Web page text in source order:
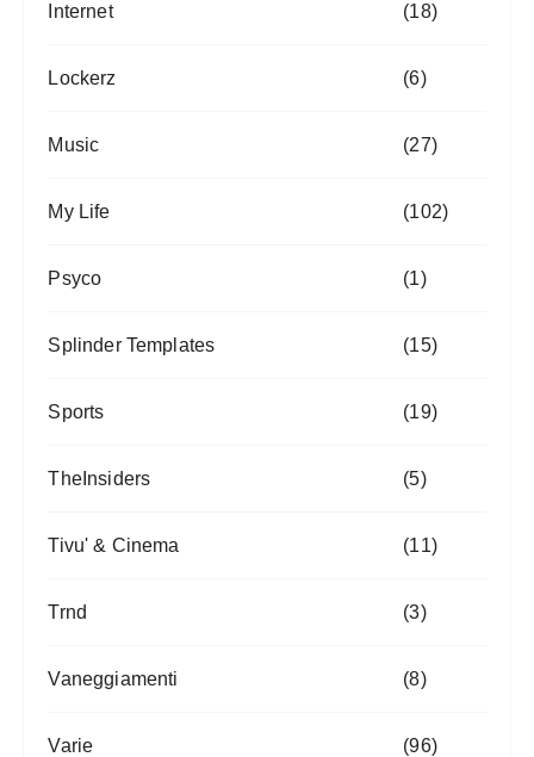
Internet (18)
Lockerz (6)
Music (27)
My Life (102)
Psyco (1)
Splinder Templates (15)
Sports (19)
TheInsiders (5)
Tivu' & Cinema (11)
Trnd (3)
Vaneggiamenti (8)
Varie (96)